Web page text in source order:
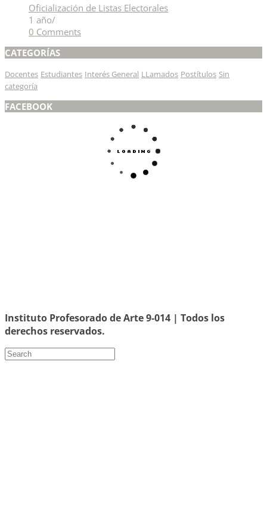
Oficialización de Listas Electorales
1 año/
0 Comments
CATEGORÍAS
Docentes Estudiantes Interés General LLamados Postítulos Sin
categoría
FACEBOOK
Instituto Profesorado de Arte 9-014 | Todos los
derechos reservados.